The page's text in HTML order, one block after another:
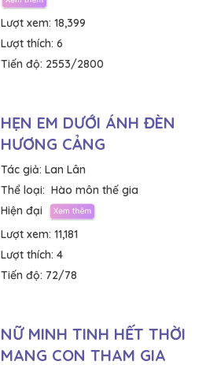
Lượt xem: 18,399
Lượt thích: 6
Tiến độ: 2553/2800
HẸN EM DƯỚI ÁNH ĐÈN
HƯƠNG CẢNG
Tác giả: Lan Lân
Thể loại: Hào môn thế gia
Hiện đại
Lượt xem: 11,181
Lượt thích: 4
Tiến độ: 72/78
NỮ MINH TINH HẾT THỜI
MANG CON THAM GIA